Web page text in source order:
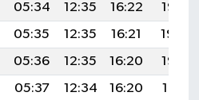
05:34 12:35 16:22
19:26
05:35 12:35 16:21
19:24
05:36 12:35 16:20
19:23
05:37 12:34 16:20
19:21